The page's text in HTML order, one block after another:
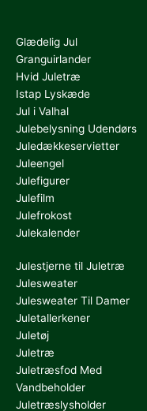
Glædelig Jul
Granguirlander
Hvid Juletræ
Istap Lyskæde
Jul i Valhal
Julebelysning Udendørs
Juledækkeservietter
Juleengel
Julefigurer
Julefilm
Julefrokost
Julekalender
Julestjerne til Juletræ
Julesweater
Julesweater Til Damer
Juletallerkener
Juletøj
Juletræ
Juletræsfod Med
Vandbeholder
Juletræslysholder